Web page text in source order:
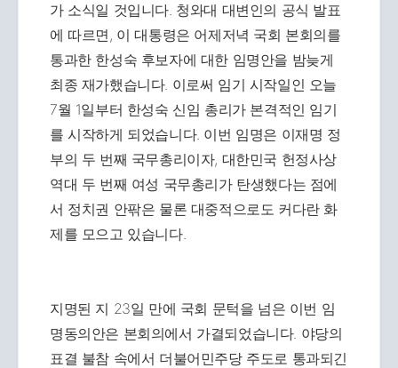
가 소식일 것입니다. 청와대 대변인의 공식 발표
에 따르면, 이 대통령은 어제저녁 국회 본회의를
통과한 한성숙 후보자에 대한 임명안을 밤늦게
최종 재가했습니다. 이로써 임기 시작일인 오늘
7월 1일부터 한성숙 신임 총리가 본격적인 임기
를 시작하게 되었습니다. 이번 임명은 이재명 정
부의 두 번째 국무총리이자, 대한민국 헌정사상
역대 두 번째 여성 국무총리가 탄생했다는 점에
서 정치권 안팎은 물론 대중적으로도 커다란 화
제를 모으고 있습니다.
지명된 지 23일 만에 국회 문턱을 넘은 이번 임
명동의안은 본회의에서 가결되었습니다. 야당의
표결 불참 속에서 더불어민주당 주도로 통과되긴